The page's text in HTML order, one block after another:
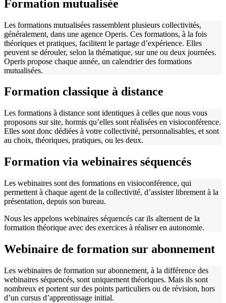
Formation mutualisée
Les formations mutualisées rassemblent plusieurs collectivités,
généralement, dans une agence Operis. Ces formations, à la fois
théoriques et pratiques, facilitent le partage d’expérience. Elles
peuvent se dérouler, selon la thématique, sur une ou deux journées.
Operis propose chaque année, un calendrier des formations
mutualisées.
Formation classique à distance
Les formations à distance sont identiques à celles que nous vous
proposons sur site, hormis qu’elles sont réalisées en visioconférence.
Elles sont donc dédiées à votre collectivité, personnalisables, et sont
au choix, théoriques, pratiques, ou les deux.
Formation via webinaires séquencés
Les webinaires sont des formations en visioconférence, qui
permettent à chaque agent de la collectivité, d’assister librement à la
présentation, depuis son bureau.
Nous les appelons webinaires séquencés car ils alternent de la
formation théorique avec des exercices à réaliser en autonomie.
Webinaire de formation sur abonnement
Les webinaires de formation sur abonnement, à la différence des
webinaires séquencés, sont uniquement théoriques. Mais ils sont
nombreux et portent sur des points particuliers ou de révision, hors
d’un cursus d’apprentissage initial.